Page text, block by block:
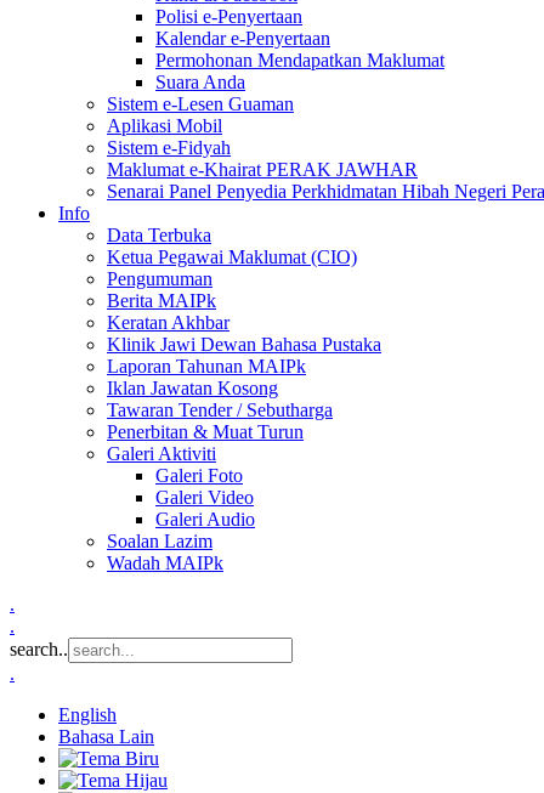
Polisi e-Penyertaan
Kalendar e-Penyertaan
Permohonan Mendapatkan Maklumat
Suara Anda
Sistem e-Lesen Guaman
Aplikasi Mobil
Sistem e-Fidyah
Maklumat e-Khairat PERAK JAWHAR
Senarai Panel Penyedia Perkhidmatan Hibah Negeri
Info
Data Terbuka
Ketua Pegawai Maklumat (CIO)
Pengumuman
Berita MAIPk
Keratan Akhbar
Klinik Jawi Dewan Bahasa Pustaka
Laporan Tahunan MAIPk
Iklan Jawatan Kosong
Tawaran Tender / Sebutharga
Penerbitan & Muat Turun
Galeri Aktiviti
Galeri Foto
Galeri Video
Galeri Audio
Soalan Lazim
Wadah MAIPk
.
.
search..
.
English
Bahasa Lain